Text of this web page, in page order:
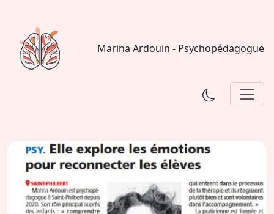
Marina Ardouin - Psychopédagogue